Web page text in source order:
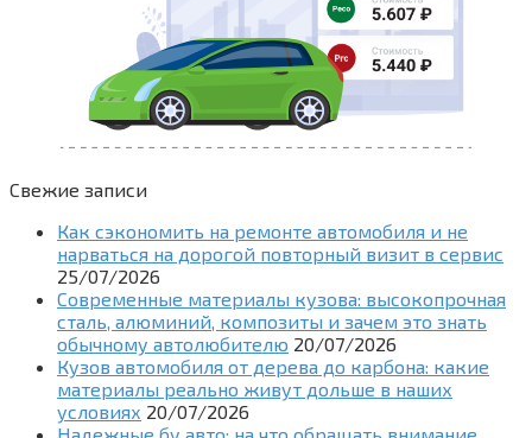
Свежие записи
Как сэкономить на ремонте автомобиля и не
нарваться на дорогой повторный визит в сервис
25/07/2026
Современные материалы кузова: высокопрочная
сталь, алюминий, композиты и зачем это знать
обычному автолюбителю 20/07/2026
Кузов автомобиля от дерева до карбона: какие
материалы реально живут дольше в наших
условиях 20/07/2026